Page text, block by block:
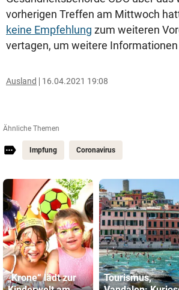
vorherigen Treffen am Mittwoch
keine Empfehlung zum weiteren
vertagen, um weitere
Ausland 16.04.2021 19:08
Ähnliche Themen
Impfung Coronavirus
„Krone“ lädt zur
Tourismus,